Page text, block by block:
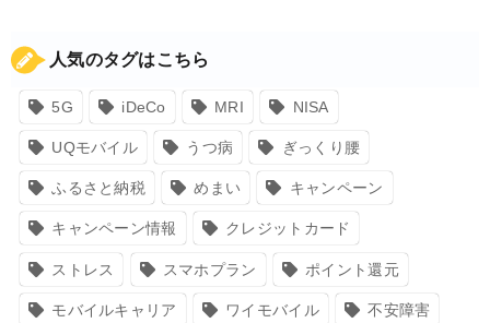
人気のタグはこちら
5G iDeCo MRI NISA
UQモバイル うつ病 ぎっくり腰
ふるさと納税 めまい キャンペーン
キャンペーン情報 クレジットカード
ストレス スマホプラン ポイント還元
モバイルキャリア ワイモバイル 不安障害